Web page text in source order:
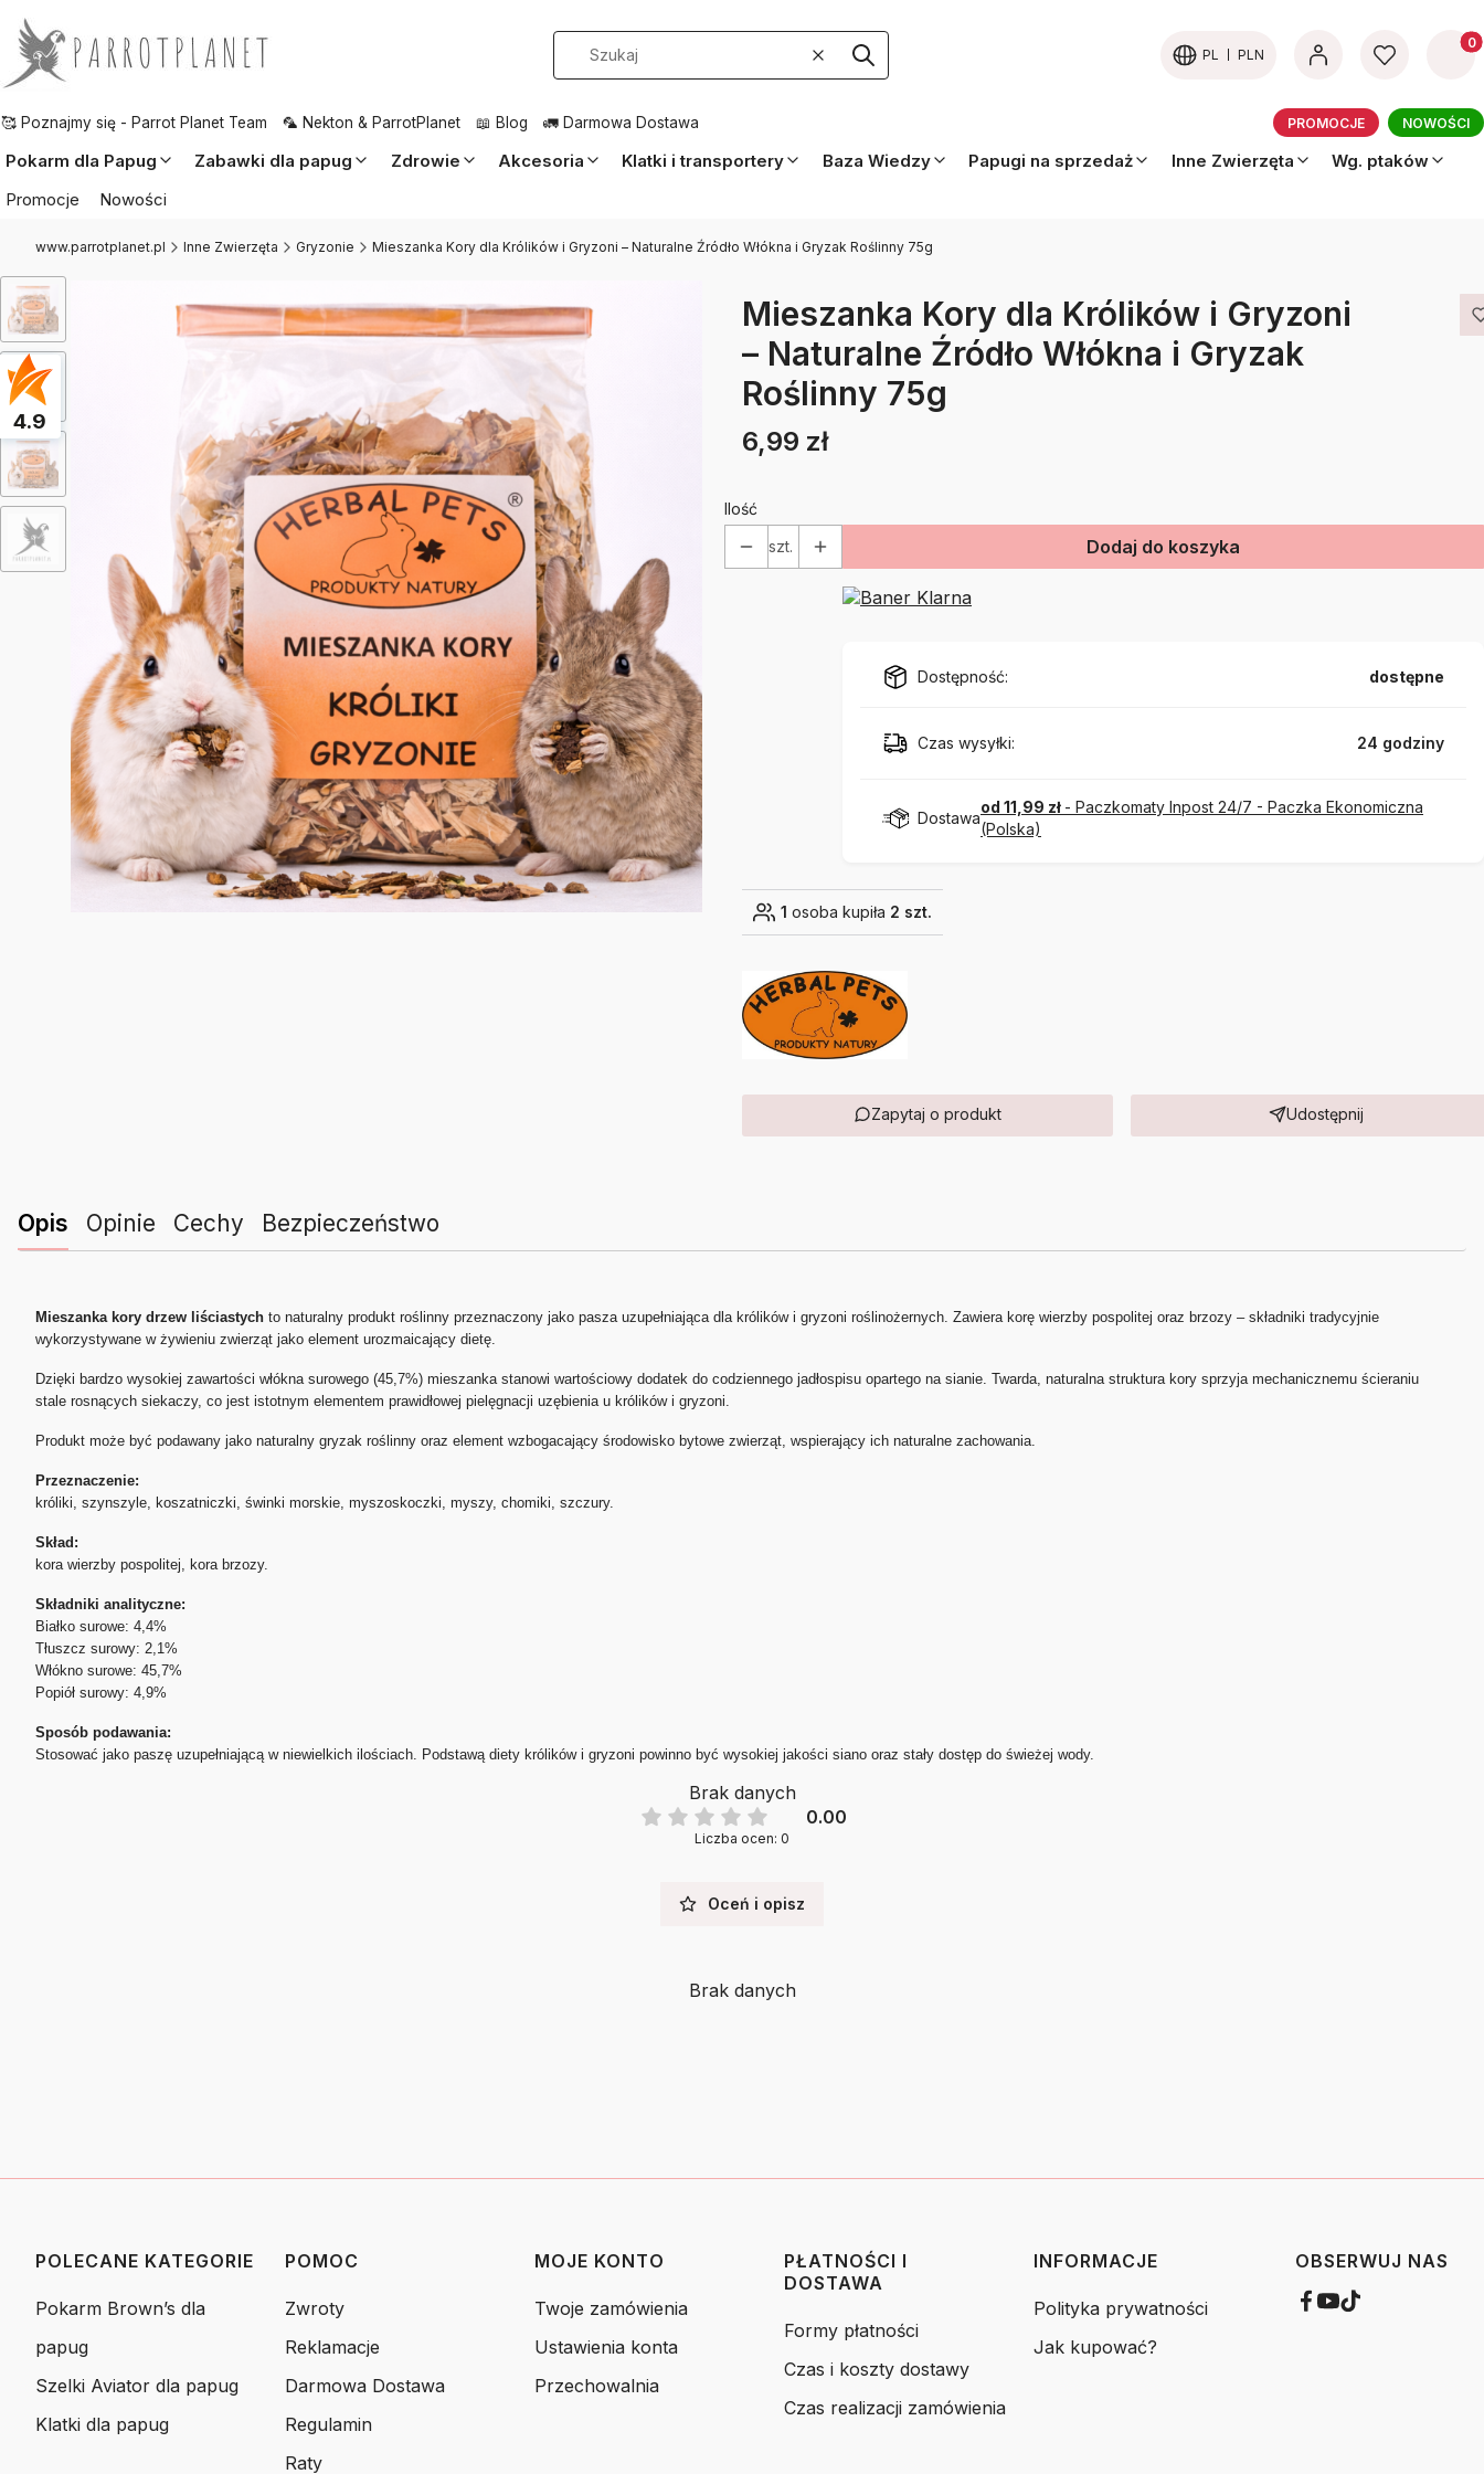
WyczyśćSzukaj PL PLN
🥰 Poznajmy się - Parrot Planet Team 🦜 Nekton & ParrotPlanet 📖 Blog 🚛 Darmowa Dostawa PROMOCJE NOWOŚCI
Pokarm dla Papug Zabawki dla papug Zdrowie Akcesoria Klatki i transportery Baza Wiedzy Papugi na sprzedaż Inne Zwierzęta
Wg. ptaków
Promocje
Nowości
www.parrotplanet.pl Inne Zwierzęta Gryzonie Mieszanka Kory dla Królików i Gryzoni – Naturalne Źródło Włókna i Gryzak Roślinny 75g
Mieszanka Kory dla Królików i Gryzoni
– Naturalne Źródło Włókna i Gryzak
Roślinny 75g
Etykiety
Cena
6,99 zł
Ilość
szt.
Dodaj do koszyka
Dostępność: dostępne
Czas wysyłki: 24 godziny
Dostawa
od 11,99 zł - Paczkomaty Inpost 24/7 - Paczka Ekonomiczna
(Polska)
1 osoba kupiła 2 szt.
Zapytaj o produkt Udostępnij
Opis Opinie Cechy Bezpieczeństwo
Mieszanka kory drzew liściastych to naturalny produkt roślinny przeznaczony jako pasza uzupełniająca dla królików i gryzoni roślinożernych. Zawiera korę wierzby pospolitej oraz brzozy – składniki tradycyjnie
wykorzystywane w żywieniu zwierząt jako element urozmaicający dietę.
Dzięki bardzo wysokiej zawartości włókna surowego (45,7%) mieszanka stanowi wartościowy dodatek do codziennego jadłospisu opartego na sianie. Twarda, naturalna struktura kory sprzyja mechanicznemu ścieraniu
stale rosnących siekaczy, co jest istotnym elementem prawidłowej pielęgnacji uzębienia u królików i gryzoni.
Produkt może być podawany jako naturalny gryzak roślinny oraz element wzbogacający środowisko bytowe zwierząt, wspierający ich naturalne zachowania.
Przeznaczenie:
króliki, szynszyle, koszatniczki, świnki morskie, myszoskoczki, myszy, chomiki, szczury.
Skład:
kora wierzby pospolitej, kora brzozy.
Składniki analityczne:
Białko surowe: 4,4%
Tłuszcz surowy: 2,1%
Włókno surowe: 45,7%
Popiół surowy: 4,9%
Sposób podawania:
Stosować jako paszę uzupełniającą w niewielkich ilościach. Podstawą diety królików i gryzoni powinno być wysokiej jakości siano oraz stały dostęp do świeżej wody.
Brak danych
0.00
Liczba ocen: 0
Oceń i opisz
Brak danych
Linki w stopce
POLECANE KATEGORIE
Pokarm Brown’s dla
papug
Szelki Aviator dla papug
Klatki dla papug
POMOC
Zwroty
Reklamacje
Darmowa Dostawa
Regulamin
Raty
MOJE KONTO
Twoje zamówienia
Ustawienia konta
Przechowalnia
PŁATNOŚCI I
DOSTAWA
Formy płatności
Czas i koszty dostawy
Czas realizacji zamówienia
INFORMACJE
Polityka prywatności
Jak kupować?
OBSERWUJ NAS
4.9